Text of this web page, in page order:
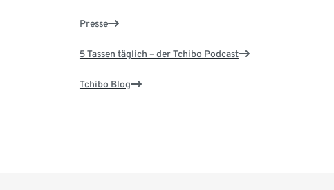
Presse
5 Tassen täglich – der Tchibo Podcast
Tchibo Blog